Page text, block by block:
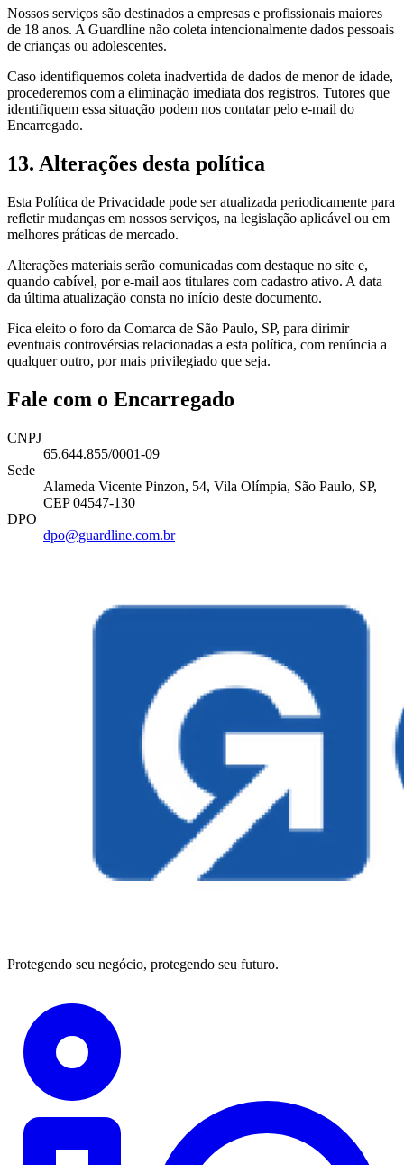
Nossos serviços são destinados a empresas e profissionais maiores
de 18 anos. A Guardline não coleta intencionalmente dados pessoais
de crianças ou adolescentes.
Caso identifiquemos coleta inadvertida de dados de menor de idade,
procederemos com a eliminação imediata dos registros. Tutores que
identifiquem essa situação podem nos contatar pelo e-mail do
Encarregado.
13. Alterações desta política
Esta Política de Privacidade pode ser atualizada periodicamente para
refletir mudanças em nossos serviços, na legislação aplicável ou em
melhores práticas de mercado.
Alterações materiais serão comunicadas com destaque no site e,
quando cabível, por e-mail aos titulares com cadastro ativo. A data
da última atualização consta no início deste documento.
Fica eleito o foro da Comarca de São Paulo, SP, para dirimir
eventuais controvérsias relacionadas a esta política, com renúncia a
qualquer outro, por mais privilegiado que seja.
Fale com o Encarregado
CNPJ
65.644.855/0001-09
Sede
Alameda Vicente Pinzon, 54, Vila Olímpia, São Paulo, SP,
CEP 04547-130
DPO
dpo@guardline.com.br
Protegendo seu negócio, protegendo seu futuro.